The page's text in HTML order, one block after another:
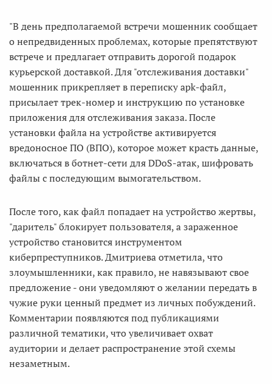
"В день предполагаемой встречи мошенник сообщает
о непредвиденных проблемах, которые препятствуют
встрече и предлагает отправить дорогой подарок
курьерской доставкой. Для "отслеживания доставки"
мошенник прикрепляет в переписку apk-файл,
присылает трек-номер и инструкцию по установке
приложения для отслеживания заказа. После
установки файла на устройстве активируется
вредоносное ПО (ВПО), которое может красть данные,
включаться в ботнет-сети для DDoS-атак, шифровать
файлы с последующим вымогательством.
После того, как файл попадает на устройство жертвы,
"даритель" блокирует пользователя, а зараженное
устройство становится инструментом
киберпреступников. Дмитриева отметила, что
злоумышленники, как правило, не навязывают свое
предложение - они уведомляют о желании передать в
чужие руки ценный предмет из личных побуждений.
Комментарии появляются под публикациями
различной тематики, что увеличивает охват
аудитории и делает распространение этой схемы
незаметным.